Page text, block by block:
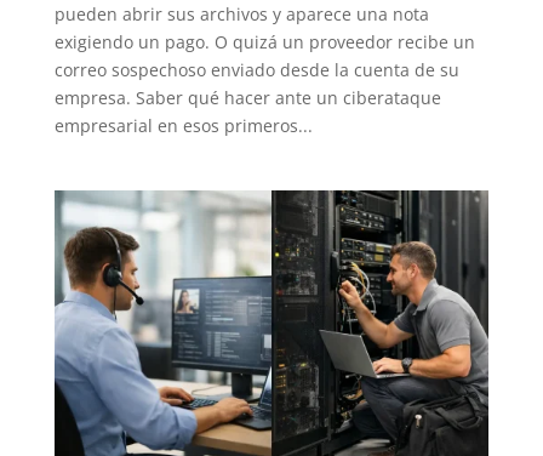
pueden abrir sus archivos y aparece una nota
exigiendo un pago. O quizá un proveedor recibe un
correo sospechoso enviado desde la cuenta de su
empresa. Saber qué hacer ante un ciberataque
empresarial en esos primeros...